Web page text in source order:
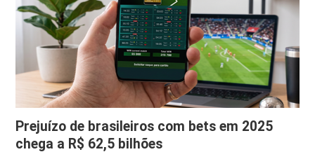
Prejuízo de brasileiros com bets em 2025
chega a R$ 62,5 bilhões